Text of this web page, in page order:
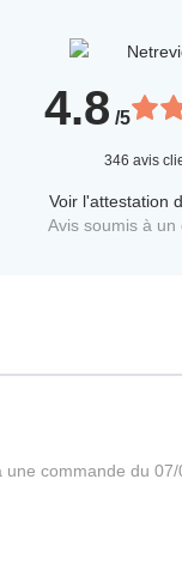
4.8 /5
346 avis
Voir l'attestation
Avis soumis à un
une commande du 07/